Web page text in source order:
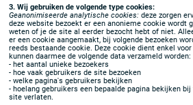
Je hebt het recht op inzage, rectificatie, beperking en verwijdering van
persoonsgegevens. Daarnaast heb je recht van bezwaar tegen verwerking van
persoonsgegevens en recht op gegevensoverdraagbaarheid. Je kunt deze
uitoefenen door ons een mail te sturen via info@aio-services.nl. Om
voorkomen kunnen wij je daarbij vragen om je adequaat te identificeren.
het gaat om inzage in persoonsgegevens gekoppeld aan een cookie, vragen
een kopie van het cookie in kwestie mee te sturen. Je kunt deze terugvinden
instellingen van je browser.
4. Cookies blokkeren en verwijderen
Je kunt cookies eenvoudig zelf blokkeren en verwijderen via je
Bekijk hoe dit werkt de helpfunctie van je browser. Als je de cookies in je
verwijdert, kan dat gevolgen hebben voor het prettige gebruik van deze
Deze website maakt gebruik van cookies.
Zie onzePrivacybeleidvoor meer informatie.